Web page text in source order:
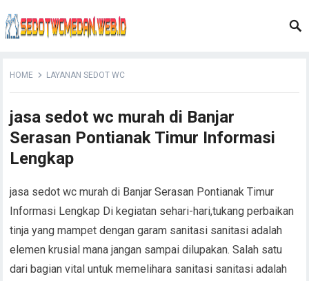
HOME LAYANAN SEDOT WC
jasa sedot wc murah di Banjar
Serasan Pontianak Timur Informasi
Lengkap
jasa sedot wc murah di Banjar Serasan Pontianak Timur
Informasi Lengkap Di kegiatan sehari-hari,tukang perbaikan
tinja yang mampet dengan garam sanitasi sanitasi adalah
elemen krusial mana jangan sampai dilupakan. Salah satu
dari bagian vital untuk memelihara sanitasi sanitasi adalah